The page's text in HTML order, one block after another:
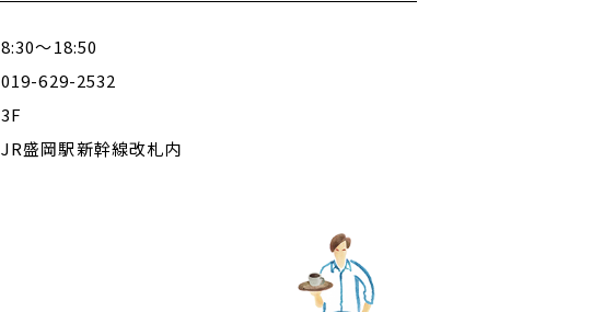
8:30～18:50
019-629-2532
3F
JR盛岡駅新幹線改札内